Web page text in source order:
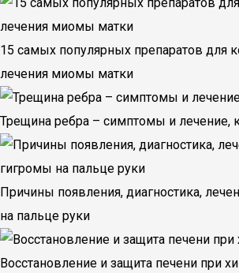
15 самых популярных препаратов для
лечения миомы матки
Трещина ребра – симптомы и лечение,
Причины появления, диагностика,
на пальце руки
Восстановление и защита печени при